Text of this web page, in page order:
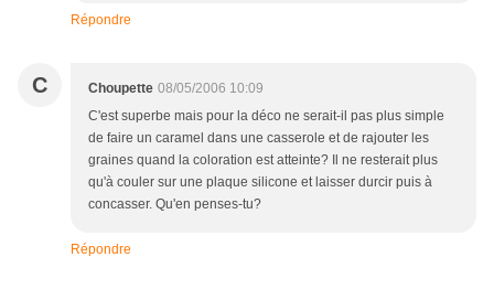
Répondre
C Choupette 08/05/2006 10:09
C'est superbe mais pour la déco ne serait-il pas plus simple
de faire un caramel dans une casserole et de rajouter les
graines quand la coloration est atteinte? Il ne resterait plus
qu'à couler sur une plaque silicone et laisser durcir puis à
concasser. Qu'en penses-tu?
Répondre